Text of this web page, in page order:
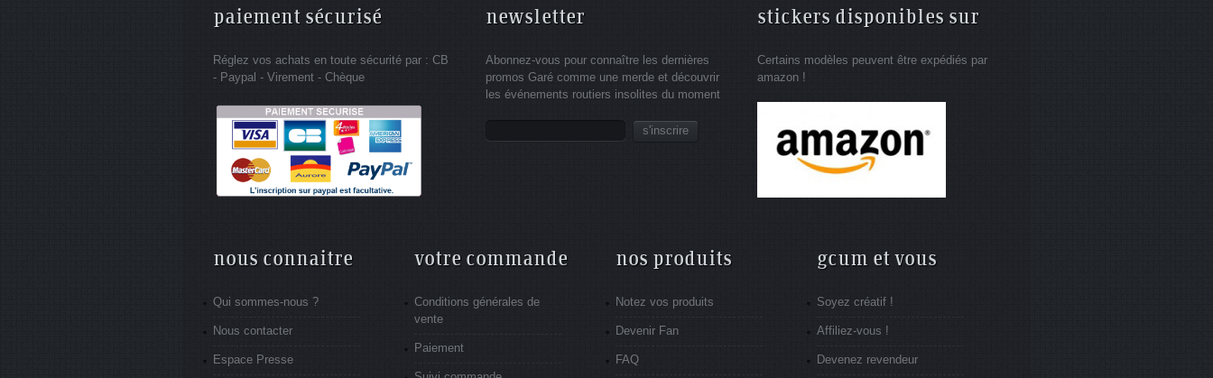
paiement sécurisé
Réglez vos achats en toute sécurité par : CB
- Paypal - Virement - Chèque
newsletter
Abonnez-vous pour connaître les dernières
promos Garé comme une merde et découvrir
les événements routiers insolites du moment
s'inscrire
stickers disponibles sur
Certains modèles peuvent être expédiés par
amazon !
nous connaitre
Qui sommes-nous ?
Nous contacter
Espace Presse
votre commande
Conditions générales de
vente
Paiement
nos produits
Notez vos produits
Devenir Fan
FAQ
gcum et vous
Soyez créatif !
Affiliez-vous !
Devenez revendeur